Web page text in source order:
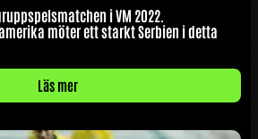
i VM 2022.
möter ett starkt Serbien i detta
Läs mer